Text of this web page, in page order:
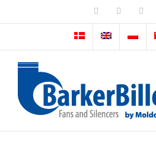
LinkedInFacebook